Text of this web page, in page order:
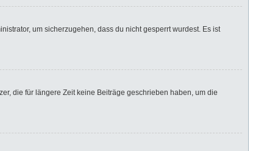
um sicherzugehen, dass du nicht gesperrt wurdest. Es ist
die für längere Zeit keine Beiträge geschrieben haben, um die